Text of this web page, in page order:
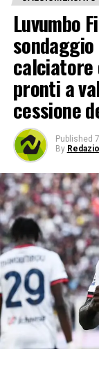
Luvumbo
calciatore
pronti a
cessione
Published
By